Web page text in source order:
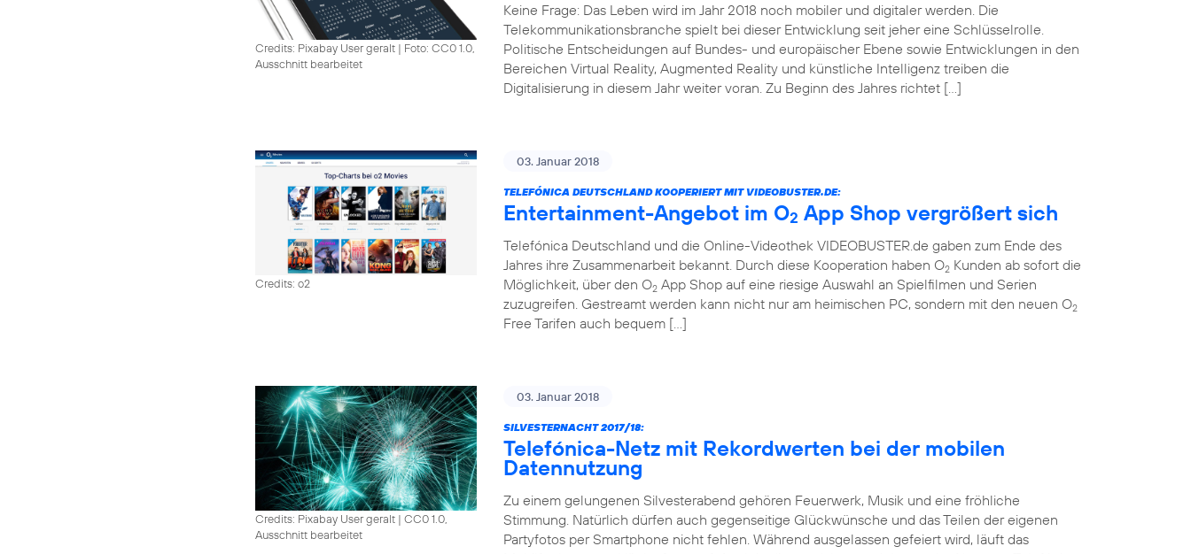
Credits: Pixabay User geralt | Foto: CC0 1.0,
Ausschnitt bearbeitet
Keine Frage: Das Leben wird im Jahr 2018 noch mobiler und digitaler werden. Die
Telekommunikationsbranche spielt bei dieser Entwicklung seit jeher eine Schlüsselrolle.
Politische Entscheidungen auf Bundes- und europäischer Ebene sowie Entwicklungen in den
Bereichen Virtual Reality, Augmented Reality und künstliche Intelligenz treiben die
Digitalisierung in diesem Jahr weiter voran. Zu Beginn des Jahres richtet […]
Credits: o2
03. Januar 2018
TELEFÓNICA DEUTSCHLAND KOOPERIERT MIT VIDEOBUSTER.DE:
Entertainment-Angebot im O2 App Shop vergrößert sich
Telefónica Deutschland und die Online-Videothek VIDEOBUSTER.de gaben zum Ende des
Jahres ihre Zusammenarbeit bekannt. Durch diese Kooperation haben O2 Kunden ab sofort die
Möglichkeit, über den O2 App Shop auf eine riesige Auswahl an Spielfilmen und Serien
zuzugreifen. Gestreamt werden kann nicht nur am heimischen PC, sondern mit den neuen O2
Free Tarifen auch bequem […]
Credits: Pixabay User geralt | CC0 1.0,
Ausschnitt bearbeitet
03. Januar 2018
SILVESTERNACHT 2017/18:
Telefónica-Netz mit Rekordwerten bei der mobilen
Datennutzung
Zu einem gelungenen Silvesterabend gehören Feuerwerk, Musik und eine fröhliche
Stimmung. Natürlich dürfen auch gegenseitige Glückwünsche und das Teilen der eigenen
Partyfotos per Smartphone nicht fehlen. Während ausgelassen gefeiert wird, läuft das